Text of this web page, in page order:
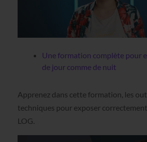
Une formation complète pour
de jour comme de nuit
Apprenez dans cette formation, les
techniques pour exposer
LOG.